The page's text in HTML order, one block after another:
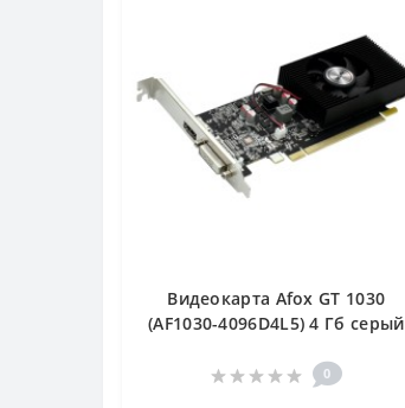
Видеокарта Afox GT 1030
(AF1030-4096D4L5) 4 Гб серый
0